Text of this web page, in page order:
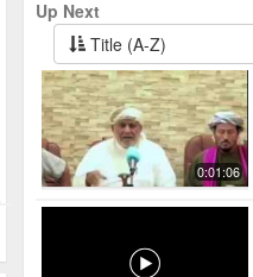
Up Next
Title (A-Z)
0:01:06